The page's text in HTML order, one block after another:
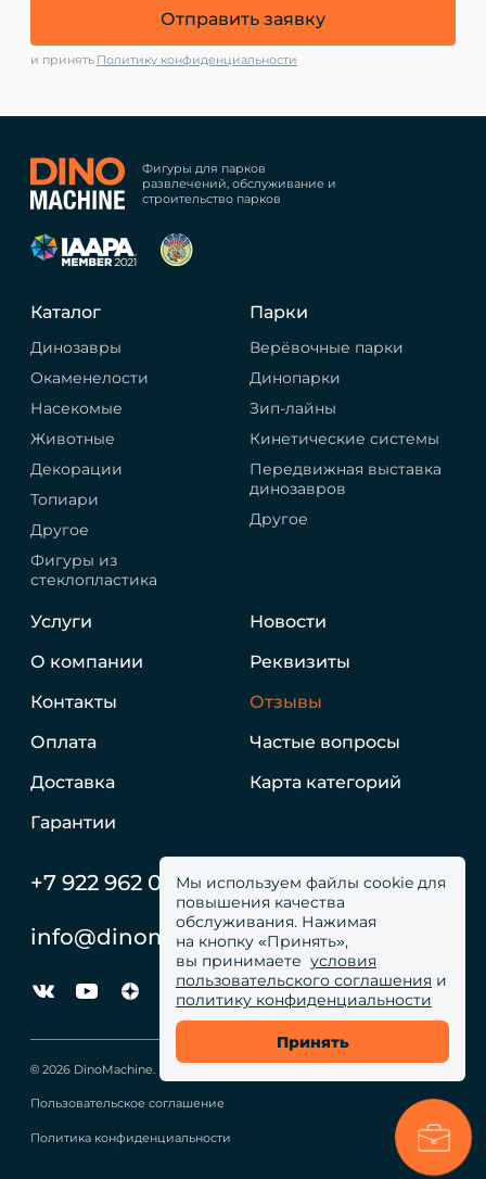
Отправить заявку
и принять Политику конфиденциальности
Мы используем файлы cookie для
повышения качества
обслуживания. Нажимая
на кнопку «Принять»,
вы принимаете условия
пользовательского соглашения и
политику конфиденциальности
Принять
Фигуры для парков
развлечений, обслуживание и
строительство парков
Каталог
Динозавры
Окаменелости
Насекомые
Животные
Декорации
Топиари
Другое
Фигуры из
стеклопластика
Парки
Верёвочные парки
Динопарки
Зип-лайны
Кинетические системы
Передвижная выставка
динозавров
Другое
Услуги
О компании
Контакты
Оплата
Доставка
Гарантии
Новости
Реквизиты
Отзывы
Частые вопросы
Карта категорий
+7 922 962 05 59
info@dinomachine.ru
© 2026 DinoMachine. Все права сайта защищены
Пользовательское соглашение
Политика конфиденциальности